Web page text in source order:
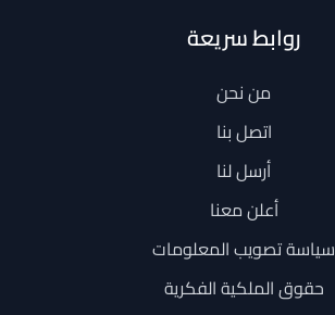
روابط سريعة
من نحن
اتصل بنا
أرسل لنا
أعلن معنا
سياسة تصويب المعلومات
حقوق الملكية الفكرية